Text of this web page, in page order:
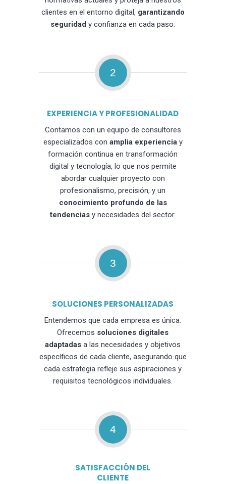
clientes en el entorno digital, garantizando
seguridad y confianza en cada paso.
2
EXPERIENCIA Y PROFESIONALIDAD
Contamos con un equipo de consultores
especializados con amplia experienciay
formación continua en transformación
digital y tecnología, lo que nos permite
abordar cualquier proyecto con
profesionalismo, precisión, y un
conocimiento profundo de las
tendencias y necesidades del sector.
3
SOLUCIONES PERSONALIZADAS
Entendemos que cada empresa es única.
Ofrecemos soluciones digitales
adaptadas a las necesidades y objetivos
específicos de cada cliente, asegurando que
cada estrategia refleje sus aspiraciones y
requisitos tecnológicos individuales.
4
SATISFACCIÓN DEL
CLIENTE